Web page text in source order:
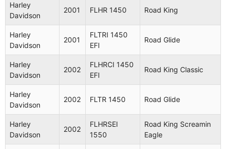
Davidson
1340
Harley
Davidson
1997
FLHRI
1340 EFI
Harley
Davidson
1998
FLTRI
1340 EFI
Harley
Davidson
FLHRCI
1340 EFI
Road King
Classic
Harley
Davidson
1998
FLHR
1340
Road King
Harley
FLHRCI
Road King
Harley
Davidson
2001 FLHR 1450 Road King
Harley
Davidson
2001
FLTRI 1450
EFI
Road Glide
Harley
Davidson
2002
FLHRCI 1450
EFI
Road King Classic
Harley
Davidson
2002 FLTR 1450 Road Glide
Harley
Davidson
2002
FLHRSEI
1550
Road King Screamin
Eagle